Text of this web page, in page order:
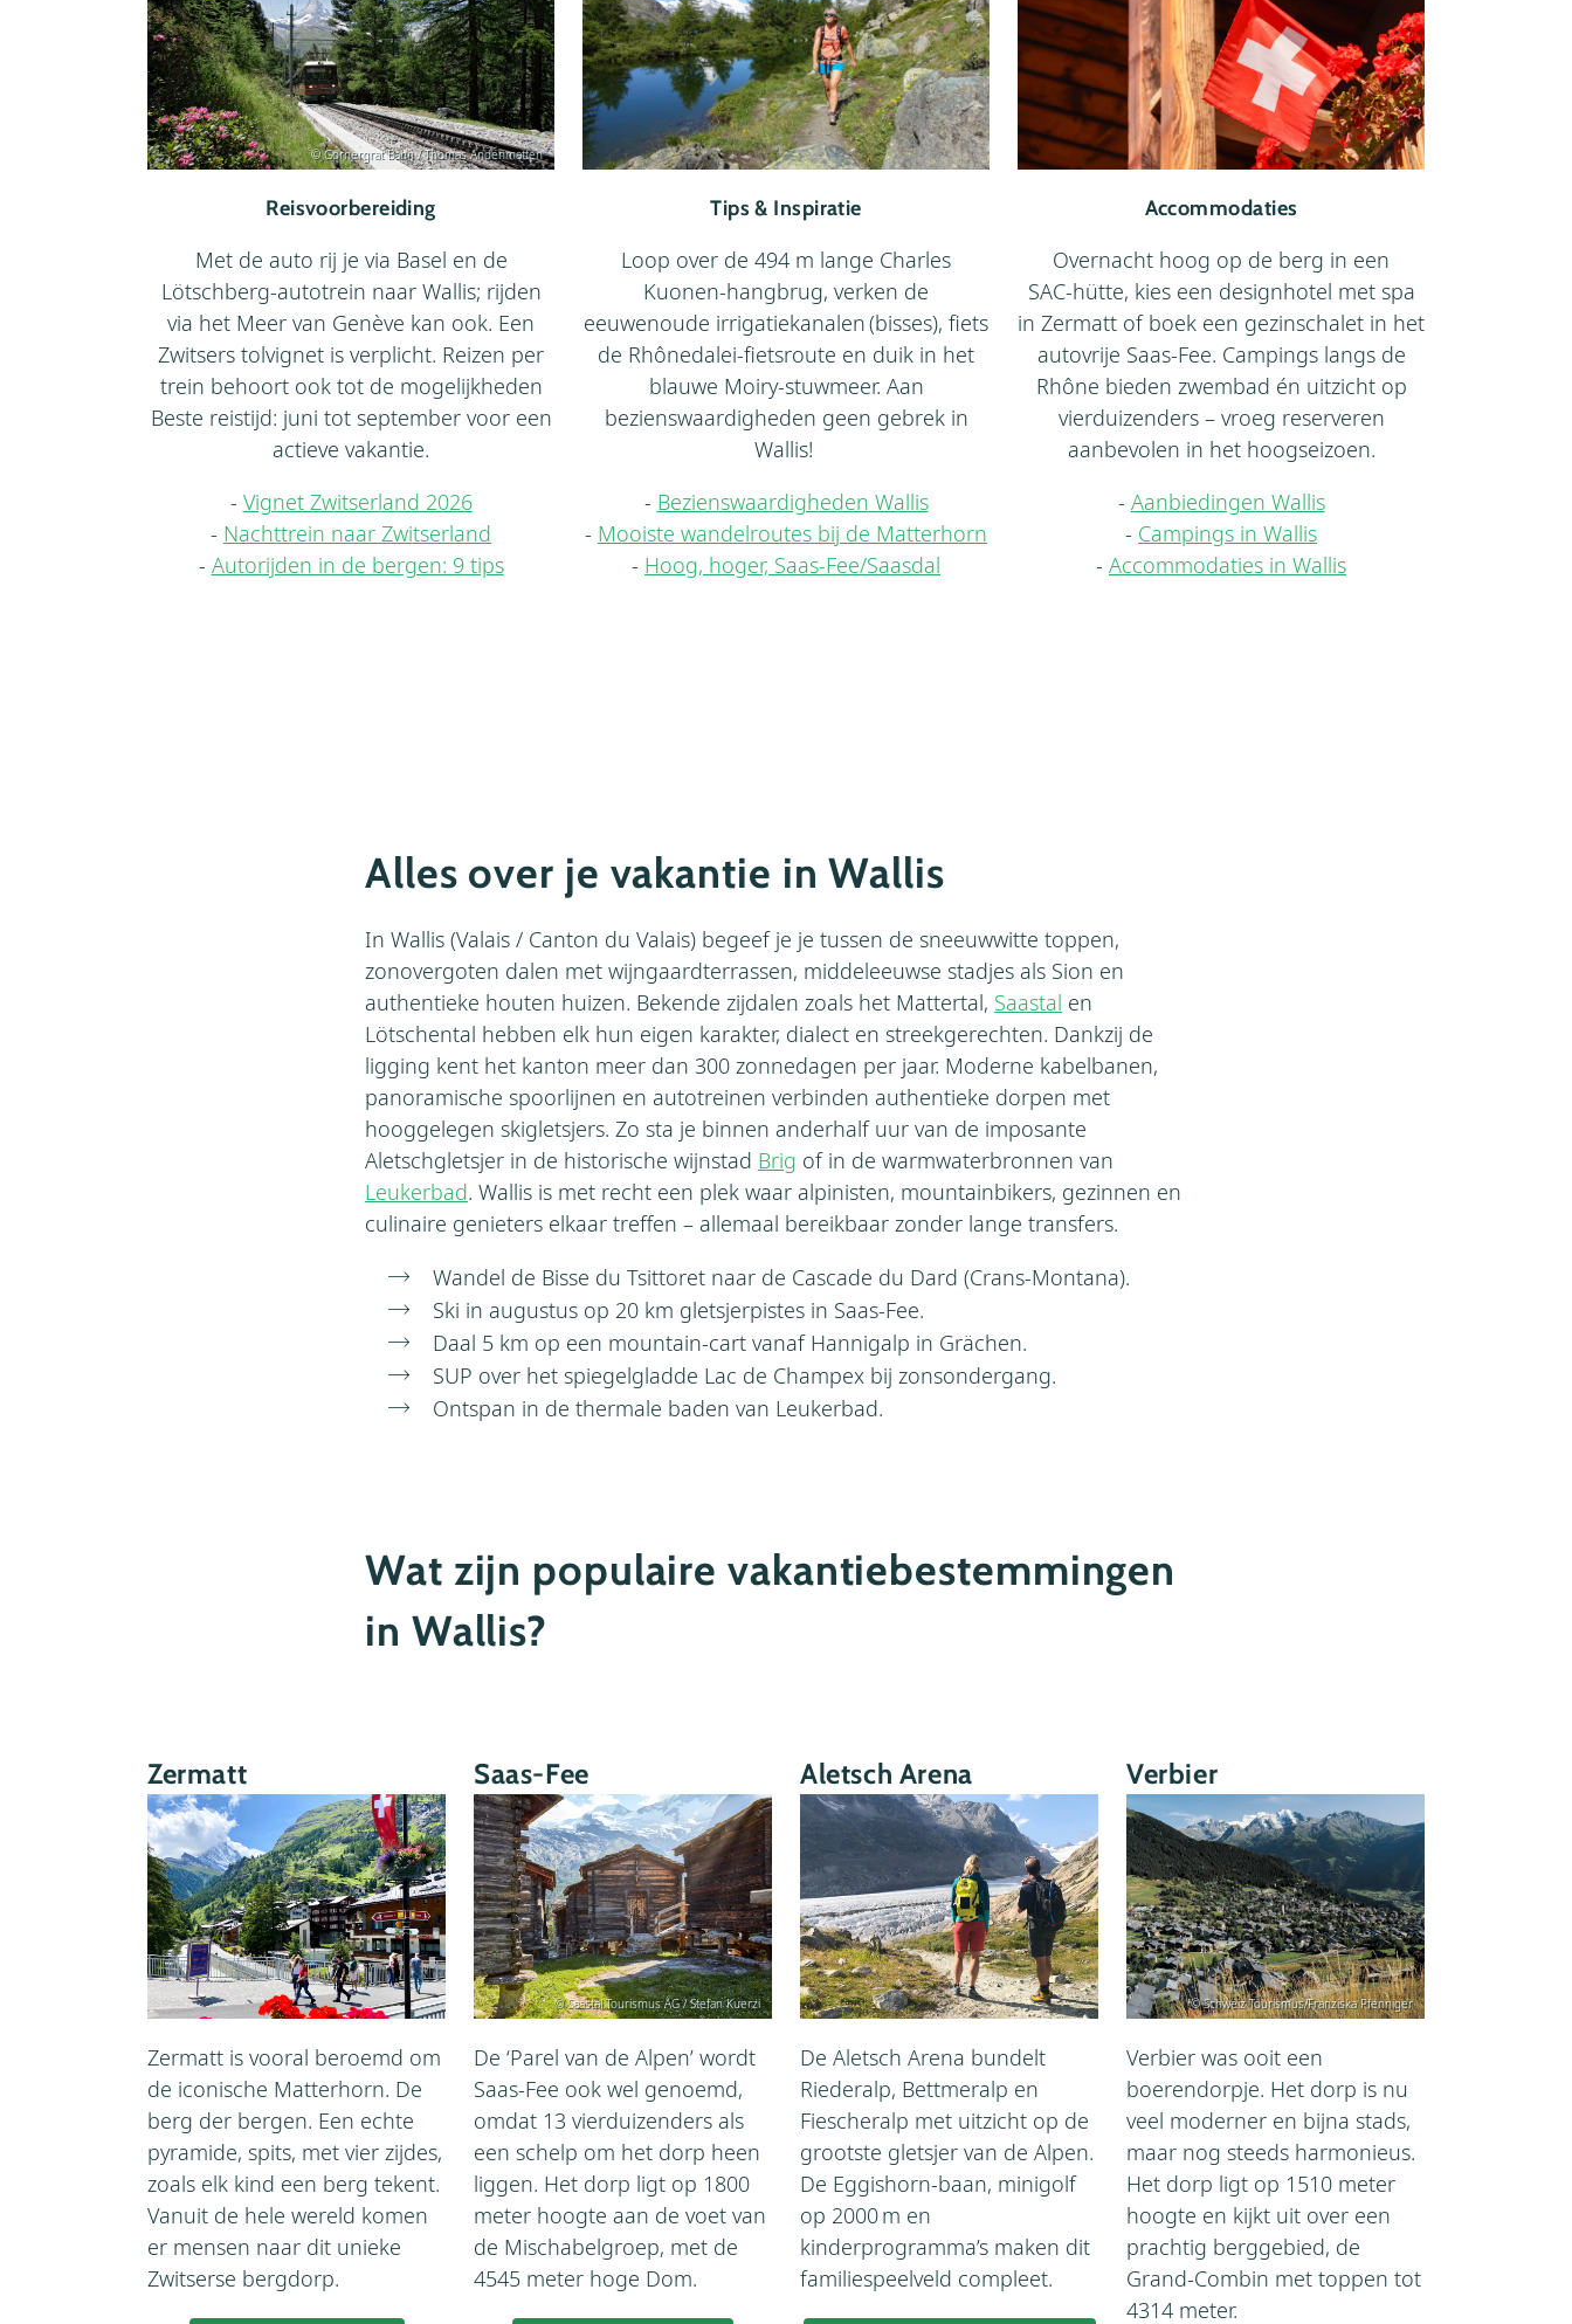
© Gornergrat Bahn / Thomas Andenmatten
Reisvoorbereiding
Met de auto rij je via Basel en de
Lötschberg‑autotrein naar Wallis; rijden
via het Meer van Genève kan ook. Een
Zwitsers tolvignet is verplicht. Reizen per
trein behoort ook tot de mogelijkheden
Beste reistijd: juni tot september voor een
actieve vakantie.
- Vignet Zwitserland 2026
- Nachttrein naar Zwitserland
- Autorijden in de bergen: 9 tips
Tips & Inspiratie
Loop over de 494 m lange Charles
Kuonen‑hangbrug, verken de
eeuwenoude irrigatiekanalen (bisses), fiets
de Rhônedalei‑fietsroute en duik in het
blauwe Moiry‑stuwmeer. Aan
bezienswaardigheden geen gebrek in
Wallis!
- Bezienswaardigheden Wallis
- Mooiste wandelroutes bij de Matterhorn
- Hoog, hoger, Saas-Fee/Saasdal
Accommodaties
Overnacht hoog op de berg in een
SAC‑hütte, kies een designhotel met spa
in Zermatt of boek een gezinschalet in het
autovrije Saas‑Fee. Campings langs de
Rhône bieden zwembad én uitzicht op
vierduizenders – vroeg reserveren
aanbevolen in het hoogseizoen.
- Aanbiedingen Wallis
- Campings in Wallis
- Accommodaties in Wallis
Alles over je vakantie in Wallis
In Wallis (Valais / Canton du Valais) begeef je je tussen de sneeuwwitte toppen,
zonovergoten dalen met wijngaardterrassen, middeleeuwse stadjes als Sion en
authentieke houten huizen. Bekende zijdalen zoals het Mattertal, Saastal en
Lötschental hebben elk hun eigen karakter, dialect en streekgerechten. Dankzij de
ligging kent het kanton meer dan 300 zonnedagen per jaar. Moderne kabelbanen,
panoramische spoorlijnen en autotreinen verbinden authentieke dorpen met
hooggelegen skigletsjers. Zo sta je binnen anderhalf uur van de imposante
Aletschgletsjer in de historische wijnstad Brig of in de warmwaterbronnen van
Leukerbad. Wallis is met recht een plek waar alpinisten, mountainbikers, gezinnen en
culinaire genieters elkaar treffen – allemaal bereikbaar zonder lange transfers.
Wandel de Bisse du Tsittoret naar de Cascade du Dard (Crans‑Montana).
Ski in augustus op 20 km gletsjerpistes in Saas‑Fee.
Daal 5 km op een mountain‑cart vanaf Hannigalp in Grächen.
SUP over het spiegelgladde Lac de Champex bij zonsondergang.
Ontspan in de thermale baden van Leukerbad.
Wat zijn populaire vakantiebestemmingen
in Wallis?
Zermatt
Zermatt is vooral beroemd om
de iconische Matterhorn. De
berg der bergen. Een echte
pyramide, spits, met vier zijdes,
zoals elk kind een berg tekent.
Vanuit de hele wereld komen
er mensen naar dit unieke
Zwitserse bergdorp.
Saas-Fee
© Saastal Tourismus AG / Stefan Kuerzi
De ‘Parel van de Alpen’ wordt
Saas-Fee ook wel genoemd,
omdat 13 vierduizenders als
een schelp om het dorp heen
liggen. Het dorp ligt op 1800
meter hoogte aan de voet van
de Mischabelgroep, met de
4545 meter hoge Dom.
Aletsch Arena
De Aletsch Arena bundelt
Riederalp, Bettmeralp en
Fiescheralp met uitzicht op de
grootste gletsjer van de Alpen.
De Eggishorn‑baan, minigolf
op 2000 m en
kinderprogramma’s maken dit
familiespeelveld compleet.
Verbier
© Schweiz Tourismus/Franziska Pfenniger
Verbier was ooit een
boerendorpje. Het dorp is nu
veel moderner en bijna stads,
maar nog steeds harmonieus.
Het dorp ligt op 1510 meter
hoogte en kijkt uit over een
prachtig berggebied, de
Grand-Combin met toppen tot
4314 meter.